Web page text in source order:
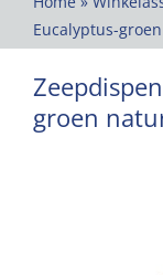
Eucalyptus-
groen